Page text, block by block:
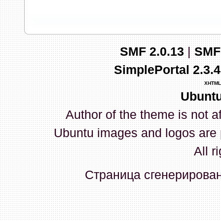
03 Апреля 2026, 10:02:33
whookey:GenKass: с
03 Апреля 2026, 05:22:56
GenKass:По тому же
02 Апреля 2026, 12:56:37
GenKass:Всем доброго
серии (6592) 1-1245, 3-
прошить до 7926, чтобы
Атол 11 видится в системе
SMF 2.0.13|
SimplePortal
XHTML
Author of the theme is not
Ubuntu images and logos
All
Страница